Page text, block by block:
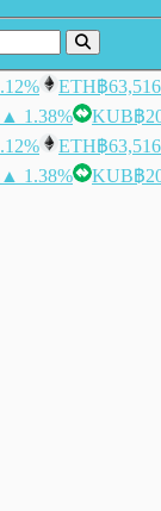
ETH฿
▲ 1.38% KUB฿
ETH฿
▲ 1.38% KUB฿